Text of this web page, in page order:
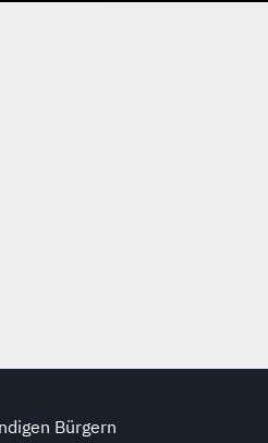
Bürgern